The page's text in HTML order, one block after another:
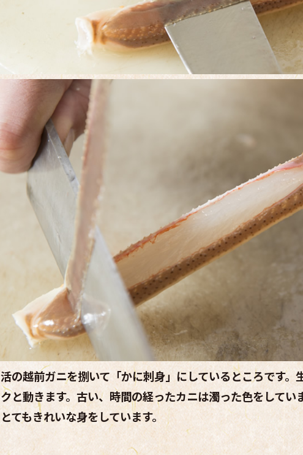
活の越前ガニを捌いて「かに刺身」にしているところです
クと動きます。古い、時間の経ったカニは濁った色をしてい
とてもきれいな身をしています。